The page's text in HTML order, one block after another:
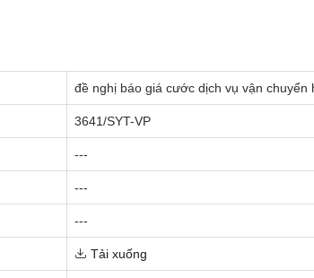
đề nghị báo giá cước dịch vụ vận chuyển
3641/SYT-VP
---
---
---
Tải xuống